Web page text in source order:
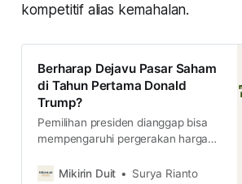
kompetitif alias kemahalan.
Berharap Dejavu Pasar Saham
di Tahun Pertama Donald
Trump?
Pemilihan presiden dianggap bisa
mempengaruhi pergerakan harga
kebijakannya. Dengan disebut
Mikirin Duit Surya Rianto